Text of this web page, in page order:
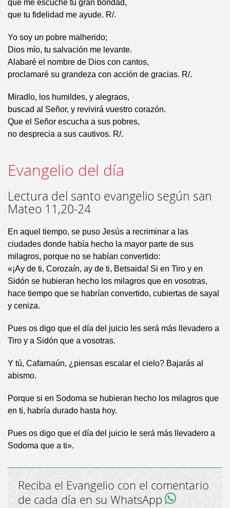
que me escuche tu gran bondad,
que tu fidelidad me ayude. R/.
Yo soy un pobre malherido;
Dios mío, tu salvación me levante.
Alabaré el nombre de Dios con cantos,
proclamaré su grandeza con acción de gracias. R/.
Miradlo, los humildes, y alegraos,
buscad al Señor, y revivirá vuestro corazón.
Que el Señor escucha a sus pobres,
no desprecia a sus cautivos. R/.
Evangelio del día
Lectura del santo evangelio según san
Mateo 11,20-24
En aquel tiempo, se puso Jesús a recriminar a las
ciudades donde había hecho la mayor parte de sus
milagros, porque no se habían convertido:
«¡Ay de ti, Corozaín, ay de ti, Betsaida! Si en Tiro y en
Sidón se hubieran hecho los milagros que en vosotras,
hace tiempo que se habrían convertido, cubiertas de sayal
y ceniza.
Pues os digo que el día del juicio les será más llevadero a
Tiro y a Sidón que a vosotras.
Y tú, Cafarnaún, ¿piensas escalar el cielo? Bajarás al
abismo.
Porque si en Sodoma se hubieran hecho los milagros que
en ti, habría durado hasta hoy.
Pues os digo que el día del juicio le será más llevadero a
Sodoma que a ti».
Reciba el Evangelio con el comentario
de cada día en su WhatsApp